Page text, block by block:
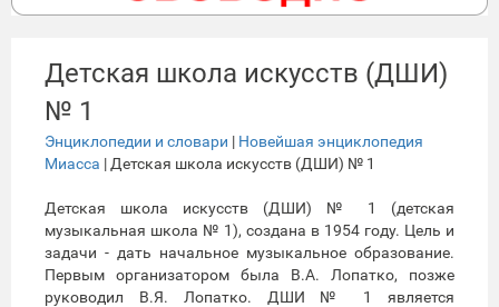
Детская школа искусств (ДШИ)
№ 1
Энциклопедии и словари | Новейшая энциклопедия
Миасса | Детская школа искусств (ДШИ) № 1
Детская школа искусств (ДШИ) № 1 (детская
музыкальная школа № 1), создана в 1954 году. Цель и
задачи - дать начальное музыкальное образование.
Первым организатором была В.А. Лопатко, позже
руководил В.Я. Лопатко. ДШИ № 1 является